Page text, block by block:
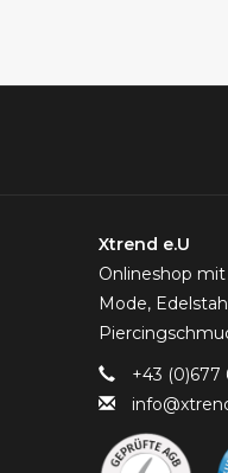
Xtrend e.U
Onlineshop
Mode,
+43 (0)677